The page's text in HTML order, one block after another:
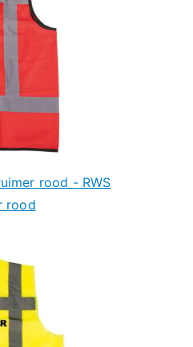
rood - RWS
rood